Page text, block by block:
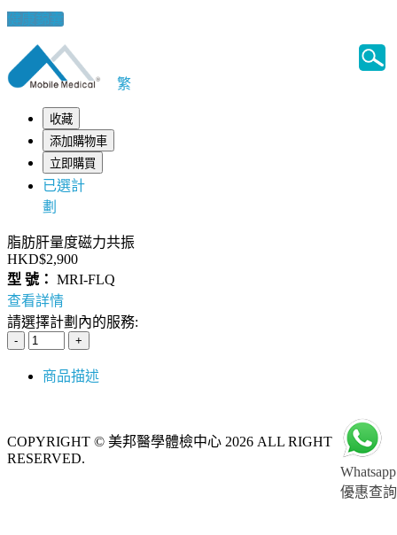
健康錦囊
Whatsapp
優惠查詢
繁
收藏
添加購物車
立即購買
已選計
劃
脂肪肝量度磁力共振
HKD$2,900
型 號： MRI-FLQ
查看詳情
請選擇計劃內的服務:
商品描述
COPYRIGHT © 美邦醫學體檢中心 2026 ALL RIGHT
RESERVED.